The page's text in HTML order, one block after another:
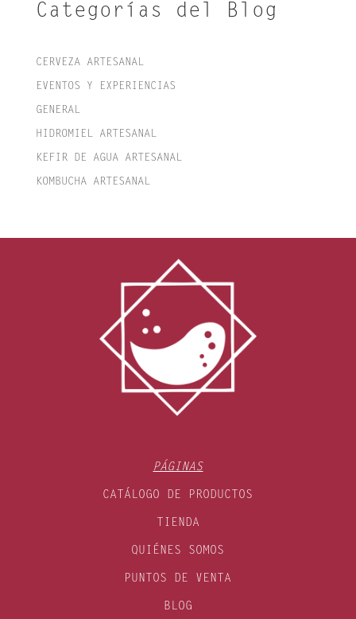
Categorías del Blog
CERVEZA ARTESANAL
EVENTOS Y EXPERIENCIAS
GENERAL
HIDROMIEL ARTESANAL
KEFIR DE AGUA ARTESANAL
KOMBUCHA ARTESANAL
PÁGINAS
CATÁLOGO DE PRODUCTOS
TIENDA
QUIÉNES SOMOS
PUNTOS DE VENTA
BLOG